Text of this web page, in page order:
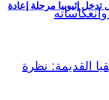
إثيوبيا مرحلة إعادة